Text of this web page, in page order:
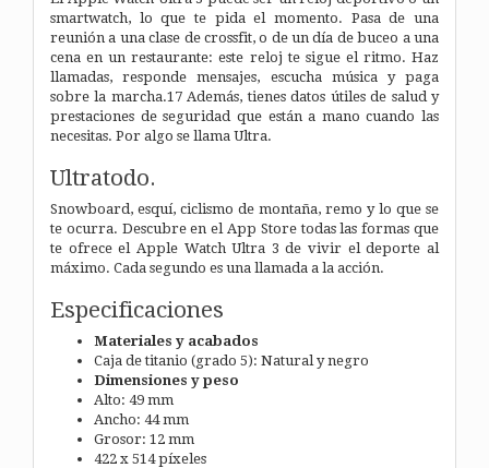
smartwatch, lo que te pida el momento. Pasa de una
reunión a una clase de crossfit, o de un día de buceo a una
cena en un restaurante: este reloj te sigue el ritmo. Haz
llamadas, responde mensajes, escucha música y paga
sobre la marcha.17 Además, tienes datos útiles de salud y
prestaciones de seguridad que están a mano cuando las
necesitas. Por algo se llama Ultra.
Ultratodo.
Snowboard, esquí, ciclismo de montaña, remo y lo que se
te ocurra. Descubre en el App Store todas las formas que
te ofrece el Apple Watch Ultra 3 de vivir el deporte al
máximo. Cada segundo es una llamada a la acción.
Especificaciones
Materiales y acabados
Caja de titanio (grado 5): Natural y negro
Dimensiones y peso
Alto: 49 mm
Ancho: 44 mm
Grosor: 12 mm
422 x 514 píxeles